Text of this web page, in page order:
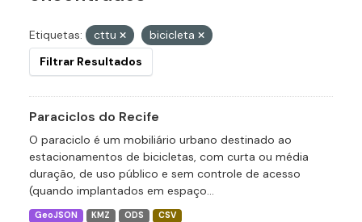
Etiquetas: cttu
bicicleta
Filtrar Resultados
Paraciclos do Recife
O paraciclo é um mobiliário urbano destinado ao
estacionamentos de bicicletas, com curta ou média
duração, de uso público e sem controle de acesso
(quando implantados em espaço...
GeoJSON KMZ ODS CSV